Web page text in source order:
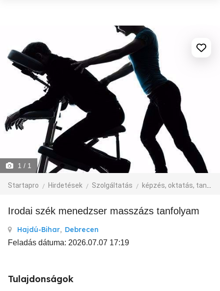
1 / 1
Startapro Hirdetések Szolgáltatás képzés, oktatás, tanfolyam
Irodai szék menedzser masszázs tanfolyam
Hajdú-Bihar, Debrecen
Feladás dátuma: 2026.07.07 17:19
Tulajdonságok